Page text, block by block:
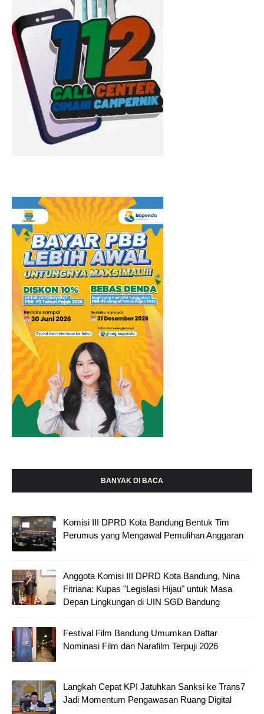
BANYAK DI BACA
Komisi III DPRD Kota Bandung Bentuk Tim
Perumus yang Mengawal Pemulihan Anggaran
Anggota Komisi III DPRD Kota Bandung, Nina
Fitriana: Kupas "Legislasi Hijau" untuk Masa
Depan Lingkungan di UIN SGD Bandung
Festival Film Bandung Umumkan Daftar
Nominasi Film dan Narafilm Terpuji 2026
Langkah Cepat KPI Jatuhkan Sanksi ke Trans7
Jadi Momentum Pengawasan Ruang Digital